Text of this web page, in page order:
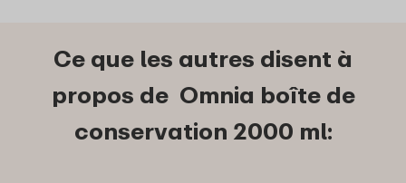
Ce que les autres disent à
propos de Omnia boîte de
conservation 2000 ml: